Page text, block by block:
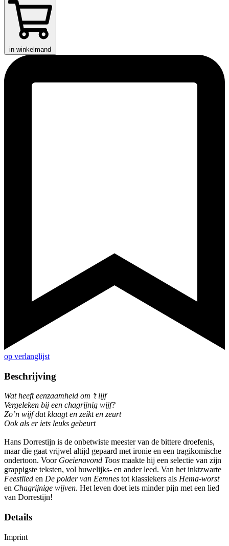
in winkelmand
op verlanglijst
Beschrijving
Wat heeft eenzaamheid om ’t lijf
Vergeleken bij een chagrijnig wijf?
Zo’n wijf dat klaagt en zeikt en zeurt
Ook als er iets leuks gebeurt
Hans Dorrestijn is de onbetwiste meester van de bittere droefenis,
maar die gaat vrijwel altijd gepaard met ironie en een tragikomische
ondertoon. Voor Goeienavond Toos maakte hij een selectie van zijn
grappigste teksten, vol huwelijks- en ander leed. Van het inktzwarte
Feestlied en De polder van Eemnes tot klassiekers als Hema-worst
en Chagrijnige wijven. Het leven doet iets minder pijn met een lied
van Dorrestijn!
Details
Imprint